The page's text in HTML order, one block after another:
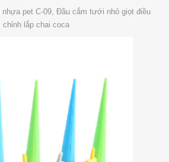
nhựa pet C-09, Đầu cắm tưới nhỏ giọt điều
chỉnh lắp chai coca